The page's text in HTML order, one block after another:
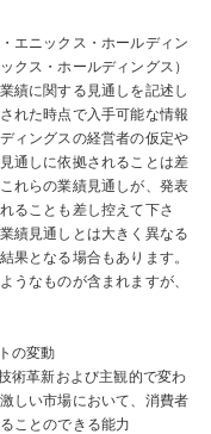
エニックス・ホールディン
クス・ホールディングス）
績に関する見通しを記述し
れた時点で入手可能な情報
ィングスの経営者の仮定や
通しに依拠されることは差
れらの業績見通しが、発表
ることも差し控えて下さ
績見通しとは大きく異なる
果となる場合もあります。
うなものが含まれますが、
の変動
術革新および主観的で変わ
しい市場において、消費者
ことのできる能力